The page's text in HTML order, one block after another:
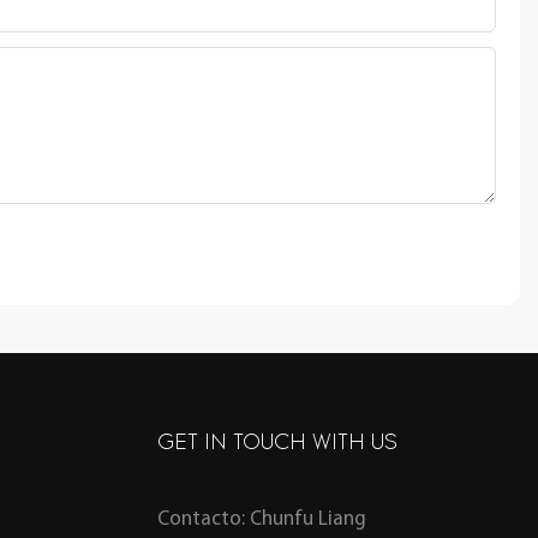
GET IN TOUCH WITH US
Contacto: Chunfu Liang